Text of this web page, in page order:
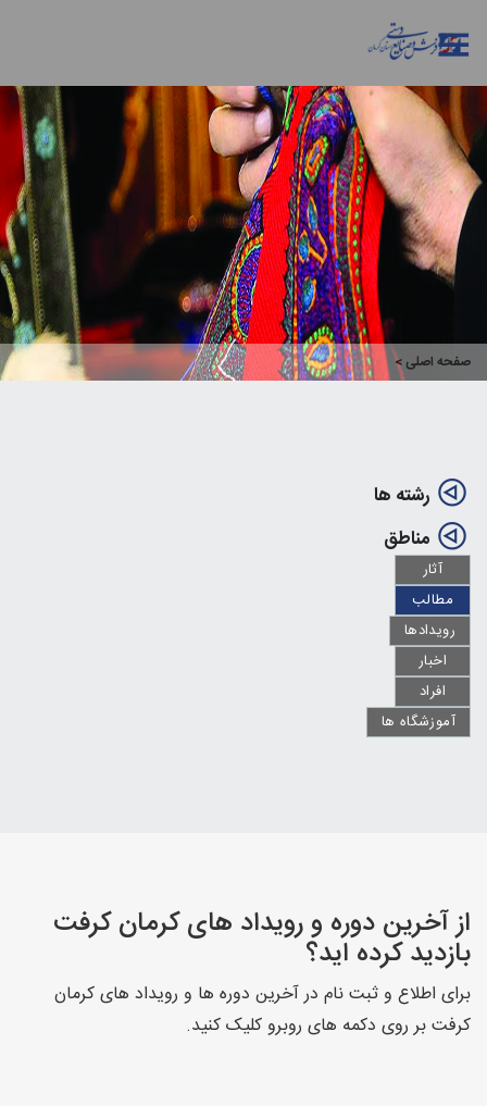
صفحه اصلی>
رشته ها
مناطق
آثار
مطالب
رویدادها
اخبار
افراد
آموزشگاه ها
از آخرین دوره و رویداد های کرمان کرفت
بازدید کرده اید؟
برای اطلاع و ثبت نام در آخرین دوره ها و رویداد های کرمان
کرفت بر روی دکمه های روبرو کلیک کنید.